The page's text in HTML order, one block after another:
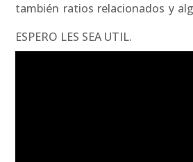
también ratios relacionados y
ESPERO LES SEA UTIL.